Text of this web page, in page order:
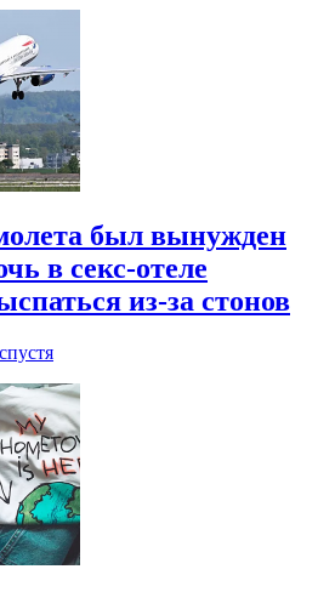
был вынужден
в секс-отеле
из-за стонов